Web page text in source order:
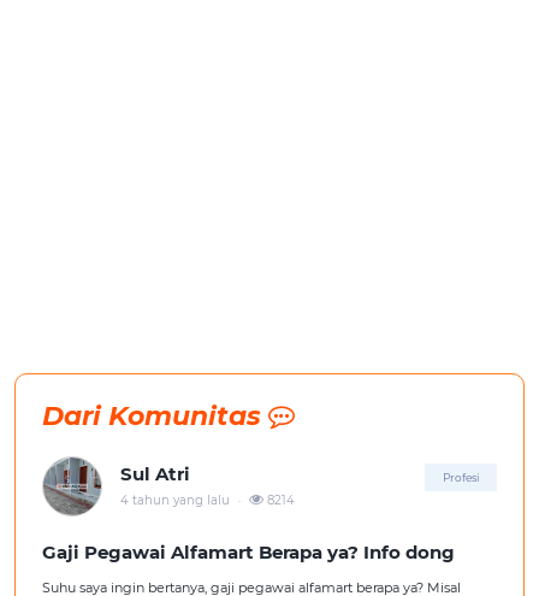
Dari Komunitas
Sul Atri Profesi
4 tahun yang lalu . 8214
Gaji Pegawai Alfamart Berapa ya? Info dong
Suhu saya ingin bertanya, gaji pegawai alfamart berapa ya? Misal